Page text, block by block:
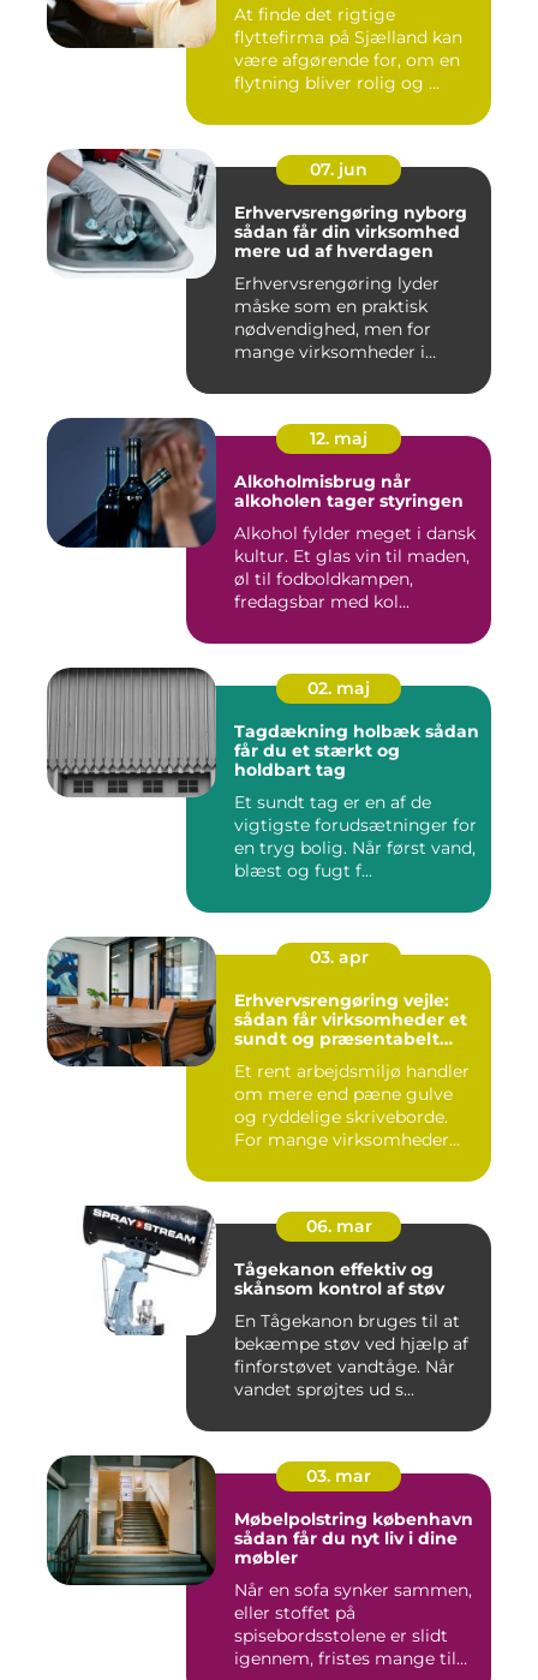
At finde det rigtige
flyttefirma på Sjælland kan
være afgørende for, om en
flytning bliver rolig og ...
07. jun
Erhvervsrengøring nyborg
sådan får din virksomhed
mere ud af hverdagen
Erhvervsrengøring lyder
måske som en praktisk
nødvendighed, men for
mange virksomheder i
12. maj
Alkoholmisbrug når
alkoholen tager styringen
Alkohol fylder meget i dansk
kultur. Et glas vin til maden,
øl til fodboldkampen,
fredagsbar med kol...
02. maj
Tagdækning holbæk sådan
får du et stærkt og
holdbart tag
Et sundt tag er en af de
vigtigste forudsætninger for
en tryg bolig. Når først vand,
blæst og fugt f...
03. apr
Erhvervsrengøring vejle:
sådan får virksomheder et
sundt og præsentabelt
Et rent arbejdsmiljø handler
om mere end pæne gulve
og ryddelige skriveborde.
For mange virksomheder...
06. mar
Tågekanon effektiv og
skånsom kontrol af støv
En Tågekanon bruges til at
bekæmpe støv ved hjælp af
finforstøvet vandtåge. Når
vandet sprøjtes ud s...
03. mar
Møbelpolstring københavn
sådan får du nyt liv i dine
møbler
Når en sofa synker sammen,
eller stoffet på
spisebordsstolene er slidt
igennem, fristes mange til